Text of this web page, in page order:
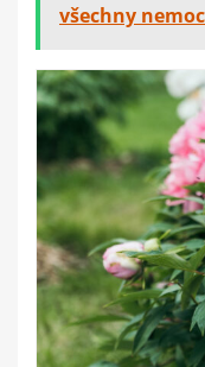
všechny